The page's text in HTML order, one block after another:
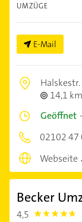
UMZÜGE
E-Mail
Halskestr.
14,1 km
Geöffnet
02102 47
Webseite
Becker
4,5 4.5